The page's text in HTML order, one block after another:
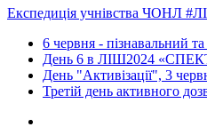
Експедиція учнівства ЧОНЛ
6 червня - пізнавальний
День 6 в ЛІШ2024
День "Активізації", 3
Третій день активного